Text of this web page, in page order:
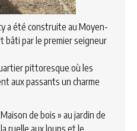
a été construite au Moyen-
bâti par le premier seigneur
pittoresque où les
aux passants un charme
de bois » au jardin de
ruelle aux loups et le